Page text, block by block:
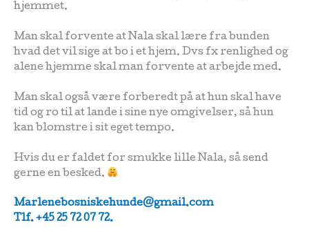
hjemmet.
Man skal forvente at Nala skal lære fra bunden
hvad det vil sige at bo i et hjem. Dvs fx renlighed og
alene hjemme skal man forvente at arbejde med.
Man skal også være forberedt på at hun skal have
tid og ro til at lande i sine nye omgivelser, så hun
kan blomstre i sit eget tempo.
Hvis du er faldet for smukke lille Nala, så send
gerne en besked.
Marlenebosniskehunde@gmail.com
Tlf. +45 25 72 07 72.